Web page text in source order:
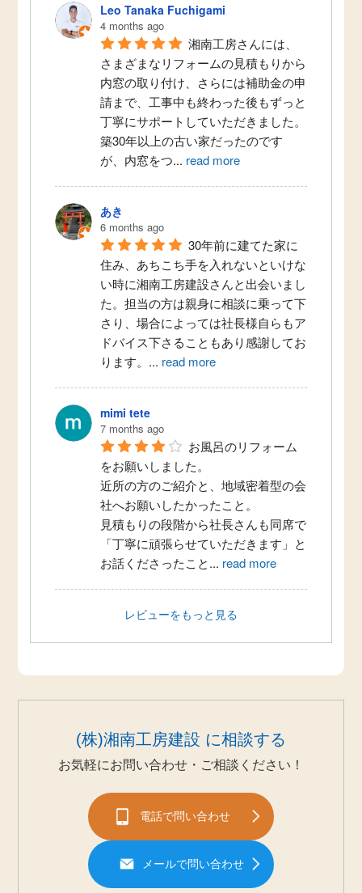
Leo Tanaka Fuchigami
4 months ago
湘南工房さんには、
さまざまなリフォームの見積もりから
内窓の取り付け、さらには補助金の申
請まで、工事中も終わった後もずっと
丁寧にサポートしていただきました。
築30年以上の古い家だったのです
が、内窓をつ... read more
あき
6 months ago
30年前に建てた家に
住み、あちこち手を入れないといけな
い時に湘南工房建設さんと出会いまし
た。担当の方は親身に相談に乗って下
さり、場合によっては社長様自らもア
ドバイス下さることもあり感謝してお
ります。 ... read more
mimi tete
7 months ago
お風呂のリフォーム
をお願いしました。
近所の方のご紹介と、地域密着型の会
社へお願いしたかったこと。
見積もりの段階から社長さんも同席で
「丁寧に頑張らせていただきます」と
お話くださったこと... read more
レビューをもっと見る
(株)湘南工房建設 に相談する
お気軽にお問い合わせ・ご相談ください！
電話で問い合わせ
メールで問い合わせ